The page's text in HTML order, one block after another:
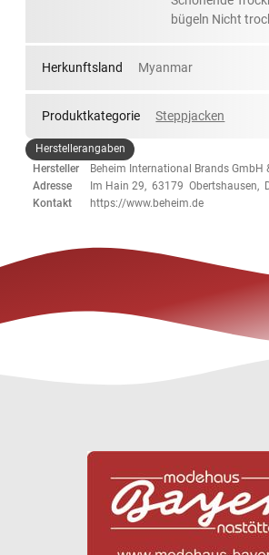
bügeln Nicht
Herkunftsland Myanmar
Produktkategorie Steppjacken
Herstellerangaben
Hersteller
Beheim International Brands GmbH
Adresse
Im Hain 29, 63179 Obertshausen,
Kontakt
https://www.beheim.de